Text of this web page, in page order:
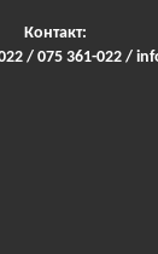
Контакт:
/ 075 361-022 /